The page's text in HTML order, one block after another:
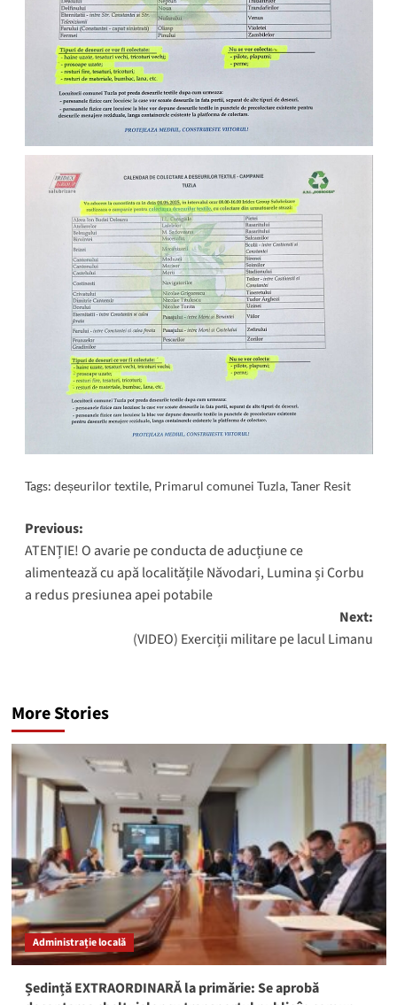
Tags: deșeurilor textile, Primarul comunei Tuzla,Taner Resit
Post
navigation
Previous:
ATENȚIE! O avarie pe conducta de aducțiune ce
alimentează cu apă localitățile Năvodari, Lumina și Corbu
a redus presiunea apei potabile
Next:
(VIDEO) Exerciții militare pe lacul Limanu
More Stories
Administrație locală
Ședință EXTRAORDINARĂ la primărie: Se aprobă